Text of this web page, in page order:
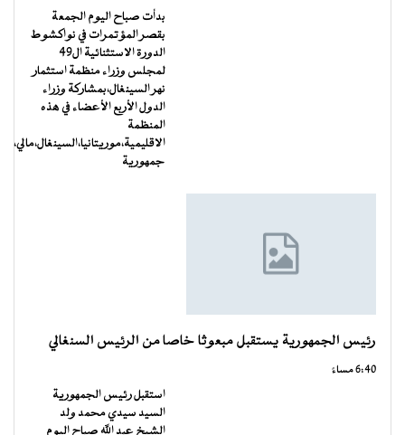
بدأت صباح اليوم الجمعة
بقصر المؤتمرات في نواكشوط
الدورة الاستثنائية ال49
لمجلس وزراء منظمة استثمار
نهر السينغال،بمشاركة وزراء
الدول الأربع الأعضاء في هذه
المنظمة
الاقليمية،موريتانيا،السينغال،مالي،
جمهورية
رئيس الجمهورية يستقبل مبعوثا خاصا من الرئيس السنغالي
6:40 مساءً
استقبل رئيس الجمهورية
السيد سيدي محمد ولد
الشيخ عبد الله صباح اليوم